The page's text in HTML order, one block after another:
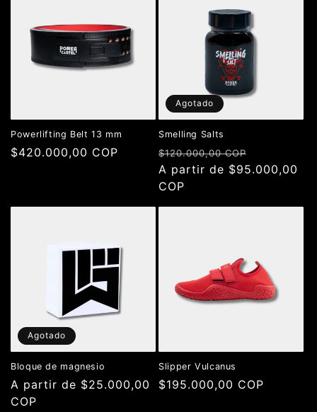
Powerlifting Belt 13 mm
Precio
$420.000,00 COP
Agotado
Smelling Salts
Precio
habitual
$120.000,00 COP
de
A partir de $95.000,00
COP
Agotado
Bloque de magnesio
Precio
habitual
A partir de $25.000,00
COP
Slipper Vulcanus
Precio
$195.000,00 COP